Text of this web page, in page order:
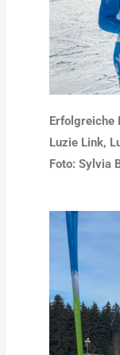
Erfolgreiche
Luzie Link,
Foto: Sylvia